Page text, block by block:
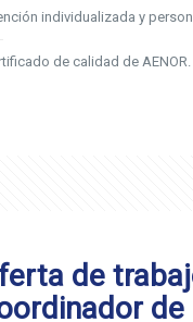
individualizada y
de calidad de AENOR.
de